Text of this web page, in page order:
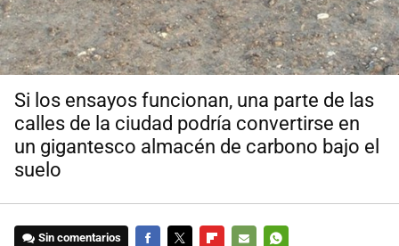
Si los ensayos funcionan, una parte de las
calles de la ciudad podría convertirse en
un gigantesco almacén de carbono bajo el
suelo
Sin comentarios